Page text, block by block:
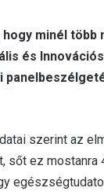
minél több
és
szerint az
ez mostanra